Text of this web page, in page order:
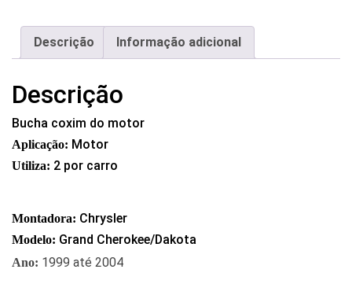
Descrição Informação adicional
Descrição
Bucha coxim do motor
Aplicação: Motor
Utiliza: 2 por carro
Montadora: Chrysler
Modelo: Grand Cherokee/Dakota
Ano: 1999 até 2004